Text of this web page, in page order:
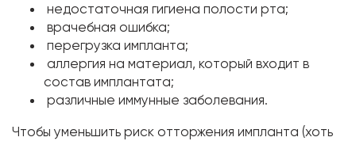
недостаточная гигиена полости рта;
врачебная ошибка;
перегрузка импланта;
аллергия на материал, который входит в
состав имплантата;
различные иммунные заболевания.
Чтобы уменьшить риск отторжения импланта (хоть